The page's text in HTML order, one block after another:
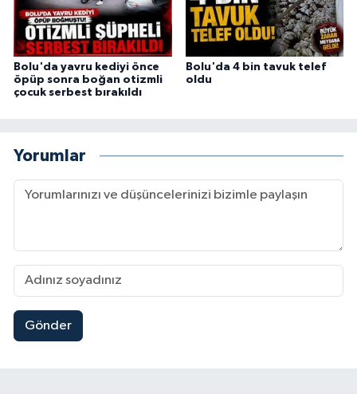
Bolu'da yavru kediyi önce
öpüp sonra boğan otizmli
çocuk serbest bırakıldı
Bolu'da 4 bin tavuk telef
oldu
Yorumlar
Gönder